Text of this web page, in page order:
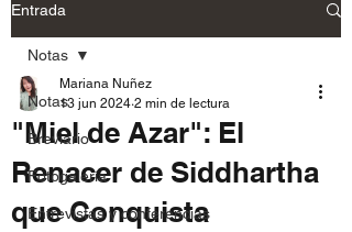
Entrada
Notas
Breviario
Fotogalería
Entrevistas y conferencias
Notas
"Miel de Azar": El
Renacer de Siddhartha
que Conquista
Mariana Nuñez
13 jun 2024 2 min de lectura